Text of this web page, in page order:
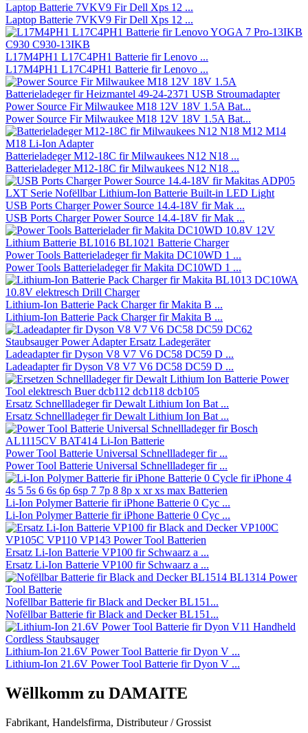
Laptop Batterie 7VKV9 Fir Dell Xps 12 ...
Laptop Batterie 7VKV9 Fir Dell Xps 12 ...
L17M4PH1 L17C4PH1 Batterie fir Lenovo ...
L17M4PH1 L17C4PH1 Batterie fir Lenovo ...
Power Source Fir Milwaukee M18 12V 18V 1.5A Bat...
Power Source Fir Milwaukee M18 12V 18V 1.5A Bat...
Batterieladeger M12-18C fir Milwaukees N12 N18 ...
Batterieladeger M12-18C fir Milwaukees N12 N18 ...
USB Ports Charger Power Source 14.4-18V fir Mak ...
USB Ports Charger Power Source 14.4-18V fir Mak ...
Power Tools Batterieladeger fir Makita DC10WD 1 ...
Power Tools Batterieladeger fir Makita DC10WD 1 ...
Lithium-Ion Batterie Pack Charger fir Makita B ...
Lithium-Ion Batterie Pack Charger fir Makita B ...
Ladeadapter fir Dyson V8 V7 V6 DC58 DC59 D ...
Ladeadapter fir Dyson V8 V7 V6 DC58 DC59 D ...
Ersatz Schnellladeger fir Dewalt Lithium Ion Bat ...
Ersatz Schnellladeger fir Dewalt Lithium Ion Bat ...
Power Tool Batterie Universal Schnellladeger fir ...
Power Tool Batterie Universal Schnellladeger fir ...
Li-Ion Polymer Batterie fir iPhone Batterie 0 Cyc ...
Li-Ion Polymer Batterie fir iPhone Batterie 0 Cyc ...
Ersatz Li-Ion Batterie VP100 fir Schwaarz a ...
Ersatz Li-Ion Batterie VP100 fir Schwaarz a ...
Nofëllbar Batterie fir Black and Decker BL151...
Nofëllbar Batterie fir Black and Decker BL151...
Lithium-Ion 21.6V Power Tool Batterie fir Dyon V ...
Lithium-Ion 21.6V Power Tool Batterie fir Dyon V ...
Wëllkomm zu DAMAITE
Fabrikant, Handelsfirma, Distributeur / Grossist